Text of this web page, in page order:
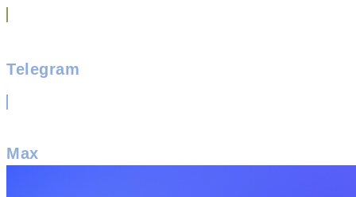
Telegram
Max